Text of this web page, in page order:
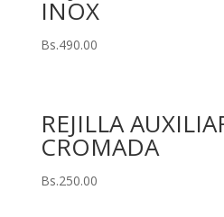
INOX
Bs.490.00
REJILLA
CROMADA
Bs.250.00